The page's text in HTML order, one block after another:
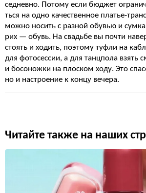
седневно. Потому если бюджет
ться на одно качественное платье-
можно носить с разной обувью и
рих — обувь. На свадьбе вы почти
стоять и ходить, поэтому туфли на
для фотосессии, а для танцпола взять
и босоножки на плоском ходу. Это
но и настроение к концу вечера.
Читайте также на наших